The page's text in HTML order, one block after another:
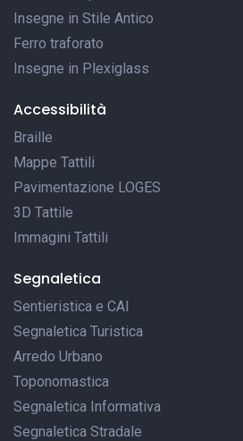
Insegne in Stile Antico
Ferro traforato
Insegne in Plexiglass
Accessibilità
Braille
Mappe Tattili
Pavimentazione LOGES
3D Tattile
Immagini Tattili
Segnaletica
Sentieristica e CAI
Segnaletica Turistica
Arredo Urbano
Toponomastica
Segnaletica Informativa
Segnaletica Stradale